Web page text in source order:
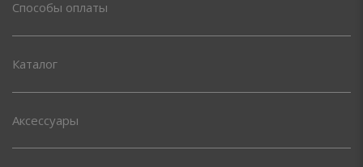
Способы оплаты
Каталог
Аксессуары